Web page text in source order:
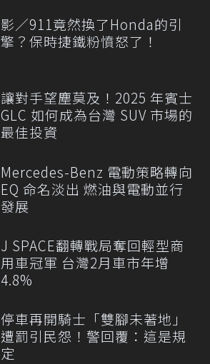
影／911竟然換了Honda的引
擎？保時捷鐵粉憤怒了！
讓對手望塵莫及！2025 年賓士
GLC 如何成為台灣 SUV 市場的
最佳投資
Mercedes-Benz 電動策略轉向
EQ 命名淡出 燃油與電動並行
發展
J SPACE翻轉戰局奪回輕型商
用車冠軍 台灣2月車市年增
4.8%
停車再開騎士「雙腳未著地」
遭罰引民怨！警回覆：這是規
定